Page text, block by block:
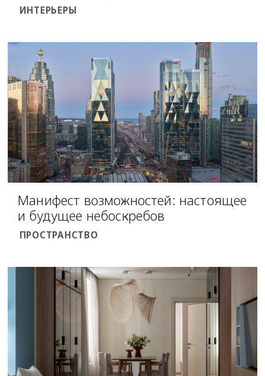
ИНТЕРЬЕРЫ
Манифест возможностей: настоящее
и будущее небоскребов
ПРОСТРАНСТВО